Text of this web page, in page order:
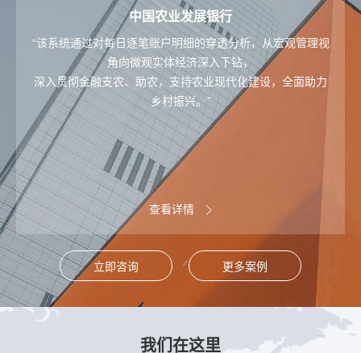
查看详情
查看详情
查看详情
浦发银行
“该款产品为壹账通小微企业信贷解决方案首次在全国性股份
制银行落地，
浦发‘壹企贷’的成功推出不仅为小微企业开辟了全新的贷款途
径，
也为商业银行创新小微信贷服务模式提供了新思路。”
查看详情
国任保险
国任保险大力推进数字化转型，实现全面转型重塑，
取得了保费规模持续高速增长、经营效益扭亏为盈并连续盈
利、业务布局均衡合理的良好业绩，并先后完成多项重大战
略工作。
自此从产品销售、管理运营、客户服务等各个方面利用数字
化手段和工具打造“数智国任”工程。
查看详情
广东省中小企业融资平台
“截至2021年12月31日，“中小融”平台已经成功接入来自34个
政府单位250项政务数据，
有超过480家金融机构在平台发布金融产品近过1400款，累
计服务中小企业超100万家，
推动中小企业实现融资金额779亿元。”
查看详情
查看详情
某金控公司
对金控公司来说，需要该公司本身具备完善的数字化转型战
略，以战略先行，同时明确自身定位，自上而下的完善制度
流程，由外到内的建设管理系统，聚焦场景，并保障数据的
支撑。
同时，数字化思维与文化以及科技能力的配套同样重要，只
有在以上这些前提下，才能让数字化实现经营的智慧化，并
产生管理和业务的价值。
查看详情
阿布扎比国际金融中心
“截至目前，已有超过 330名机构或个人用户注册并开始使用
数字实验室平台。
其中包括来自阿布扎比和全球其他地区的金融机构，
包括阿联酋中央银行、第一阿布扎比银行和盎格鲁-海湾贸易
银行等。”
查看详情
立即咨询 更多案例
我们在这里